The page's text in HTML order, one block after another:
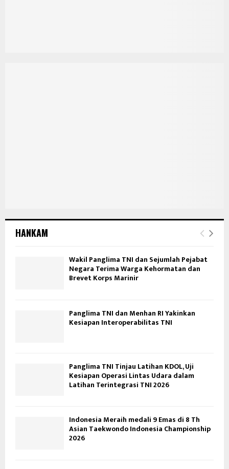
HANKAM
Wakil Panglima TNI dan Sejumlah Pejabat
Negara Terima Warga Kehormatan dan
Brevet Korps Marinir
Panglima TNI dan Menhan RI Yakinkan
Kesiapan Interoperabilitas TNI
Panglima TNI Tinjau Latihan KDOL, Uji
Kesiapan Operasi Lintas Udara dalam
Latihan Terintegrasi TNI 2026
Indonesia Meraih medali 9 Emas di 8 Th
Asian Taekwondo Indonesia Championship
2026